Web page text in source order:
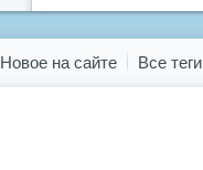
Новое на сайте Все теги